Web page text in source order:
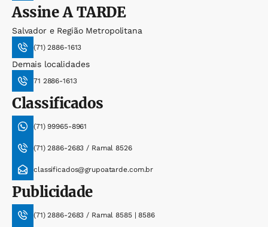
AssineA TARDE
Salvador e Região Metropolitana
(71) 2886-1613
Demais localidades
71 2886-1613
Classificados
(71) 99965-8961
(71) 2886-2683 / Ramal 8526
classificados@grupoatarde.com.br
Publicidade
(71) 2886-2683 / Ramal 8585 | 8586